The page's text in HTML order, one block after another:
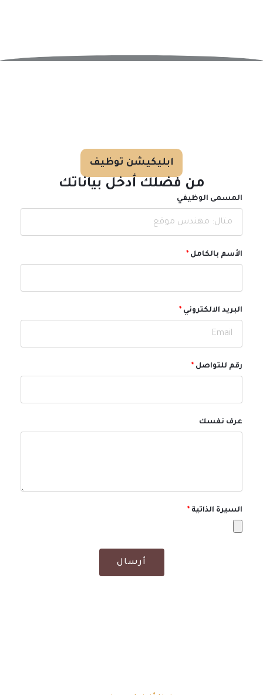
ابليكيشن توظيف
من فضلك أدخل بياناتك
المسمى الوظيفي
الأسم بالكامل
البريد الالكتروني
رقم للتواصل
عرف نفسك
السيرة الذاتية
أرسال